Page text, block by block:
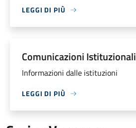
LEGGI DI PIÙ
Comunicazioni Istituzionali
Informazioni dalle istituzioni
LEGGI DI PIÙ